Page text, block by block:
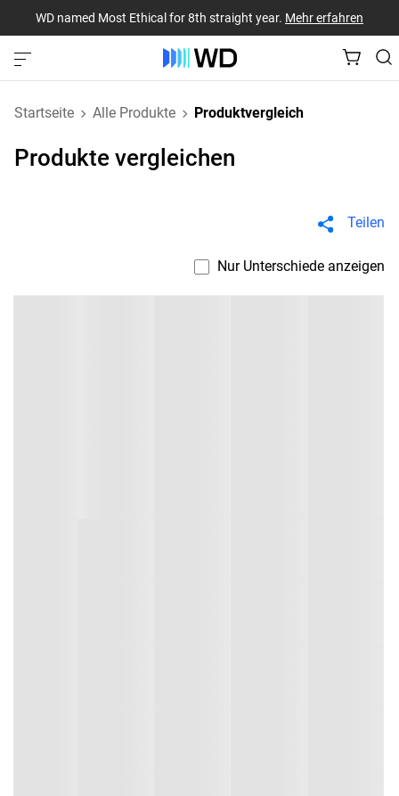
WD named Most Ethical for 8th straight year. Mehr erfahren
Startseite Alle Produkte Produktvergleich
Produkte vergleichen
Teilen
Nur Unterschiede anzeigen